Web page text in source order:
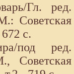
Гл. ред.
Советская
с.
под ред.
Советская